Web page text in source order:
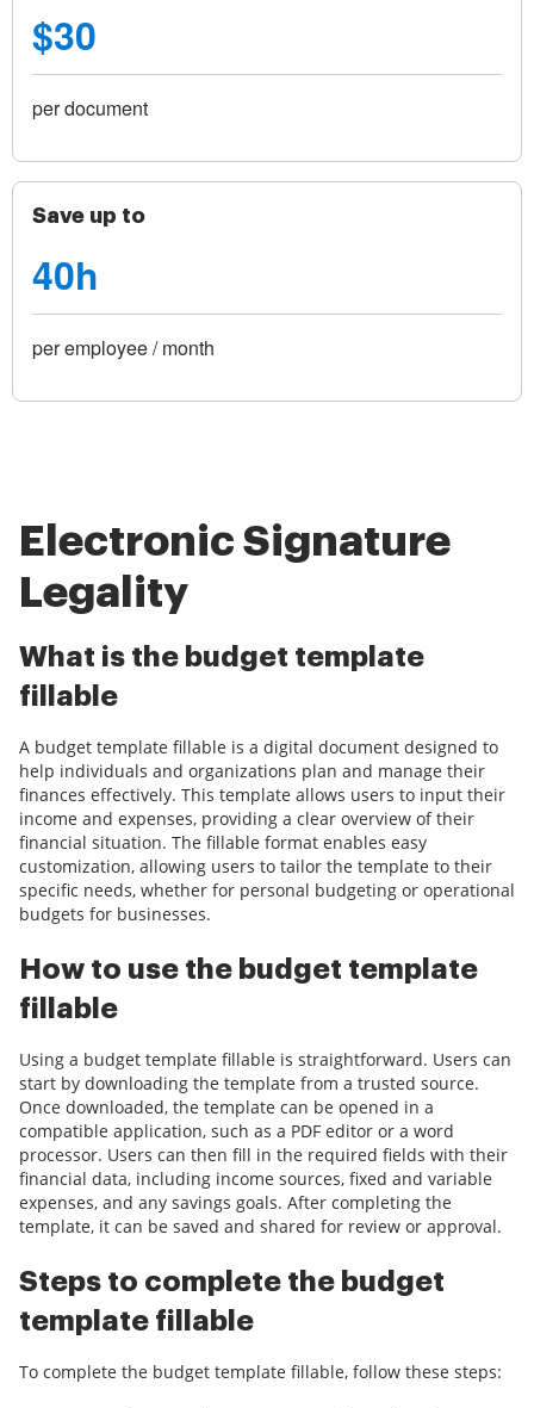
$30
per document
Save up to
40h
per employee / month
Electronic Signature
Legality
What is the budget template
fillable
A budget template fillable is a digital document designed to
help individuals and organizations plan and manage their
finances effectively. This template allows users to input their
income and expenses, providing a clear overview of their
financial situation. The fillable format enables easy
customization, allowing users to tailor the template to their
specific needs, whether for personal budgeting or operational
budgets for businesses.
How to use the budget template
fillable
Using a budget template fillable is straightforward. Users can
start by downloading the template from a trusted source.
Once downloaded, the template can be opened in a
compatible application, such as a PDF editor or a word
processor. Users can then fill in the required fields with their
financial data, including income sources, fixed and variable
expenses, and any savings goals. After completing the
template, it can be saved and shared for review or approval.
Steps to complete the budget
template fillable
To complete the budget template fillable, follow these steps: